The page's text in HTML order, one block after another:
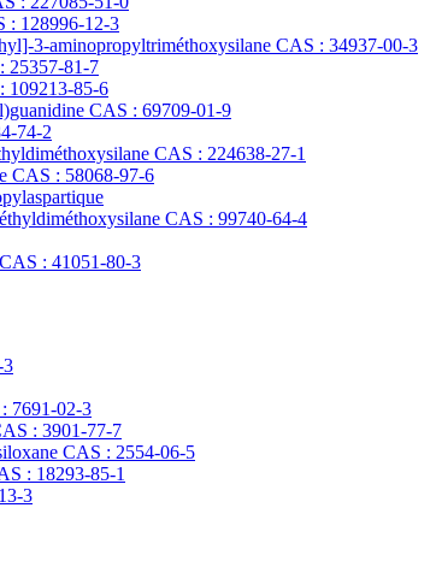
: 128996-12-3
3-aminopropyltriméthoxysilane CAS : 34937-00-3
25357-81-7
109213-85-6
CAS : 69709-01-9
74-2
CAS : 224638-27-1
CAS : 58068-97-6
CAS : 99740-64-4
: 41051-80-3
3
7691-02-3
: 3901-77-7
CAS : 2554-06-5
: 18293-85-1
3